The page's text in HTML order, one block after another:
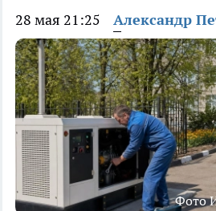
28 мая 21:25 Александр
Фото